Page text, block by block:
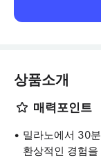
상품소개
매력포인트
밀라노에서 30
환상적인 경험